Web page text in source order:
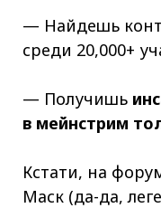
— Найдешь
среди 20,000+
— Получишь
в мейнстрим
Кстати, на
Маск (да-да,